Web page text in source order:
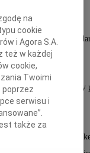
Profesor
o Zdrowiu u
w Lublinie
akademicki, zasłużony
człowiek.
zakresu gleboznastwa,
młodzieży
na
cookie
i Agora S.A.
też w każdej
cookie,
Twoimi
poprzez
serwisu i
także za